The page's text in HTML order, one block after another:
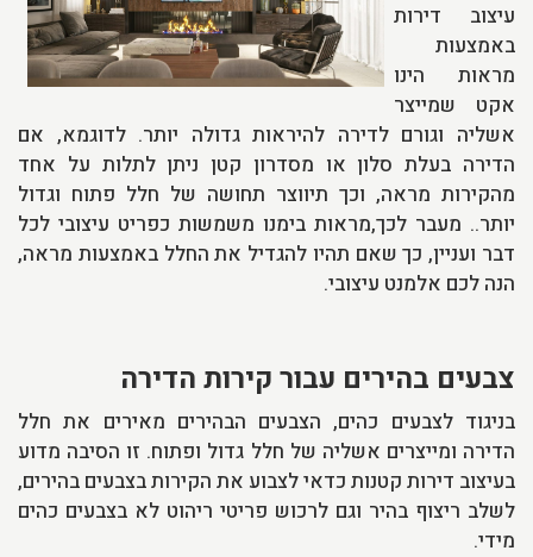
עיצוב דירות
באמצעות
מראות הינו
אקט שמייצר
אשליה וגורם לדירה להיראות גדולה יותר. לדוגמא, אם
הדירה בעלת סלון או מסדרון קטן ניתן לתלות על אחד
מהקירות מראה, וכך תיווצר תחושה של חלל פתוח וגדול
יותר.. מעבר לכך,מראות בימנו משמשות כפריט עיצובי לכל
דבר ועניין, כך שאם תהיו להגדיל את החלל באמצעות מראה,
הנה לכם אלמנט עיצובי.
צבעים בהירים עבור קירות הדירה
בניגוד לצבעים כהים, הצבעים הבהירים מאירים את חלל
הדירה ומייצרים אשליה של חלל גדול ופתוח. זו הסיבה מדוע
בעיצוב דירות קטנות כדאי לצבוע את הקירות בצבעים בהירים,
לשלב ריצוף בהיר וגם לרכוש פריטי ריהוט לא בצבעים כהים
מידי.